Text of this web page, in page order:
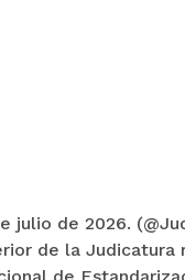
julio de 2026.
de la Judicatura
de